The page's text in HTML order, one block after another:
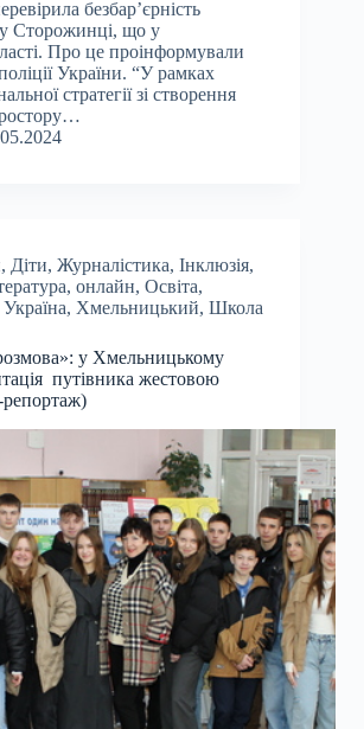
безбар’єрність
у Сторожинці, що у
Про це проінформували
України. “У рамках
стратегії зі створення
, Діти, Журналістика, Інклюзія,
, онлайн, Освіта,
Україна, Хмельницький, Школа
у Хмельницькому
путівника жестовою